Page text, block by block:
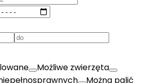
Możliwe zwierzęta
Można palić